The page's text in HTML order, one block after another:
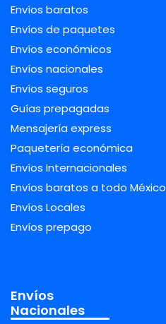
Envíos baratos
Envíos de paquetes
Envíos económicos
Envíos nacionales
Envíos seguros
Guías prepagadas
Mensajería express
Paquetería económica
Envíos Internacionales
Envíos baratos a todo México
Envíos Locales
Envíos prepago
Envíos
Nacionales